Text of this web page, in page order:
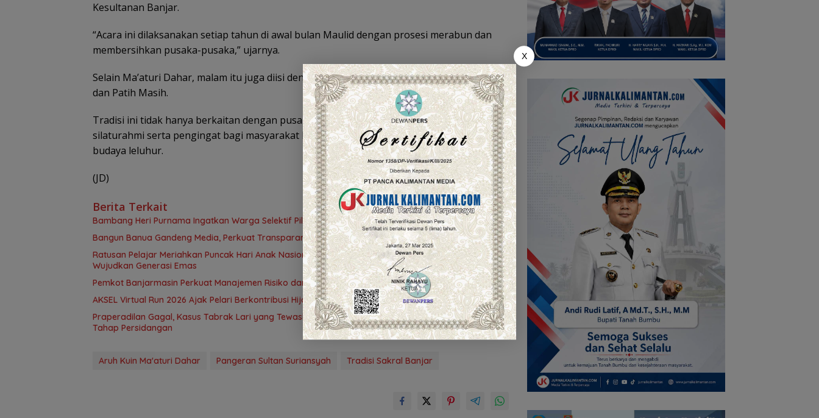
Kesultanan Banjar.
“Acara ini dilaksanakan setiap tahun di awal bulan Maulid dengan prosesi merabun dan
membersihkan pusaka-pusaka,” ujarnya.
Selain Ma’aturi Dahar, malam itu juga diisi dengan Haul Sultan Suriansyah, Khatib Dayyan,
dan Patih Masih.
Tradisi ini tidak hanya berkaitan dengan pusaka dan sejarah, tetapi juga menjadi ajang
silaturahmi serta pengingat bagi masyarakat Banjar akan pentingnya menjaga warisan
budaya leluhur.
(JD)
Berita Terkait
Bambang Heri Purnama Ingatkan Warga Selektif Pilih Travel Umrah
Bangun Banua Gandeng Media, Perkuat Transparansi
Ratusan Pelajar Meriahkan Puncak Hari Anak Nasional ke-42 di Banjarmasin, Wali Kota Ajak
Wujudkan Generasi Emas
Pemkot Banjarmasin Perkuat Manajemen Risiko dan Pengendalian Gratifikasi Cegah Korupsi
AKSEL Virtual Run 2026 Ajak Pelari Berkontribusi Hijaukan Tahura Sultan Adam
Praperadilan Gagal, Kasus Tabrak Lari yang Tewaskan Petugas Kebersihan di Banjarmasin Masuk
Tahap Persidangan
Aruh Kuin Ma'aturi Dahar Pangeran Sultan Suriansyah Tradisi Sakral Banjar
X